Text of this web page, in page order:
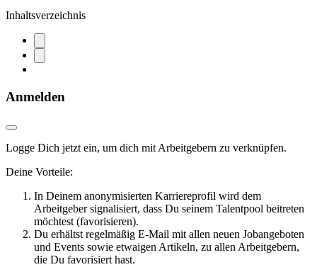
Inhaltsverzeichnis
Anmelden
Logge Dich jetzt ein, um dich mit Arbeitgebern zu verknüpfen.
Deine Vorteile:
In Deinem anonymisierten Karriereprofil wird dem
Arbeitgeber signalisiert, dass Du seinem Talentpool beitreten
möchtest (favorisieren).
Du erhältst regelmäßig E-Mail mit allen neuen Jobangeboten
und Events sowie etwaigen Artikeln, zu allen Arbeitgebern,
die Du favorisiert hast.